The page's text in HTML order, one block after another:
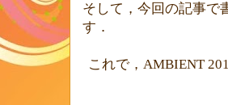
そして，今回の記事で
す．
これで， AMBIENT